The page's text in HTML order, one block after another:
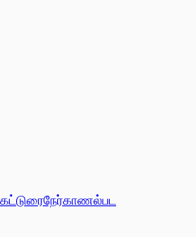
கட்டுரைநேர்காணல்பட